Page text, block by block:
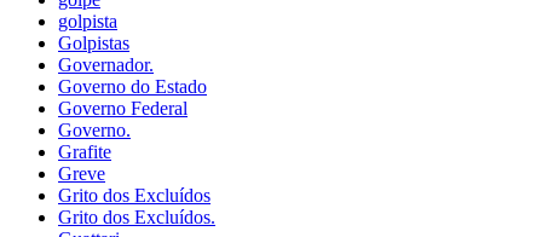
golpista
Golpistas
Governador.
Governo do Estado
Governo Federal
Governo.
Grafite
Greve
Grito dos Excluídos
Grito dos Excluídos.